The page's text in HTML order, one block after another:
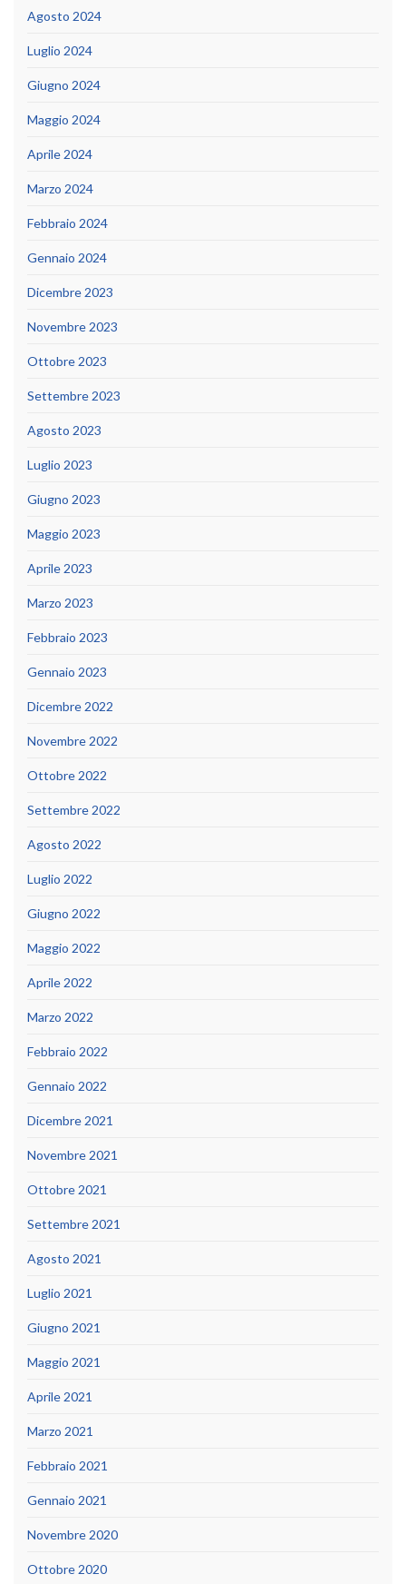
Agosto 2024
Luglio 2024
Giugno 2024
Maggio 2024
Aprile 2024
Marzo 2024
Febbraio 2024
Gennaio 2024
Dicembre 2023
Novembre 2023
Ottobre 2023
Settembre 2023
Agosto 2023
Luglio 2023
Giugno 2023
Maggio 2023
Aprile 2023
Marzo 2023
Febbraio 2023
Gennaio 2023
Dicembre 2022
Novembre 2022
Ottobre 2022
Settembre 2022
Agosto 2022
Luglio 2022
Giugno 2022
Maggio 2022
Aprile 2022
Marzo 2022
Febbraio 2022
Gennaio 2022
Dicembre 2021
Novembre 2021
Ottobre 2021
Settembre 2021
Agosto 2021
Luglio 2021
Giugno 2021
Maggio 2021
Aprile 2021
Marzo 2021
Febbraio 2021
Gennaio 2021
Novembre 2020
Ottobre 2020